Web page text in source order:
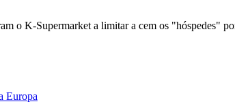
o K-Supermarket a limitar a cem os "hóspedes"
Europa